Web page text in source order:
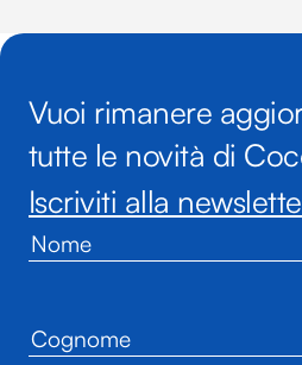
Vuoi rimanere
tutte le novità di
Iscriviti alla